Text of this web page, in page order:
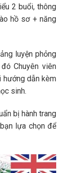
2 buổi, thông
hồ sơ + năng
luyện phỏng
Chuyên viên
hướng dẫn kèm
sinh.
bị hành trang
lựa chọn để